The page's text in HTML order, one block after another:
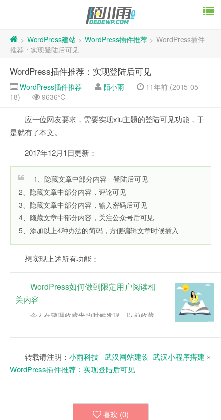
> WordPress建站 > WordPress插件推荐 > WordPress插件
推荐：实现登陆后可见
WordPress插件推荐：实现登陆后可见
WordPress插件推荐 陌小雨
11年前 (2015-05-
18)
9636℃
应一位网友要求，需要实现xiu主题的登陆可见功能，于
是就有了本文。
2017年12月1日更新：
1、隐藏文章中部分内容，登陆后可见
2、隐藏文章中部分内容，评论可见
3、隐藏文章中部分内容，输入密码后可见
4、隐藏文章中部分内容，关注公众号后可见
5、添加以上4种办法的简码，方便编辑文章时候插入
想实现上述所有功能：
WordPress如何做到限定用户阅读相
关内容
今天在整理收藏夹的时候发现，以前收藏
来越边缘化了，坚持下来的都是值得敬仰的，
这让陌小雨萌生了一个想法，要不...
转载请注明： 小雨科技 _武汉网站建设_武汉小程序搭建 »
WordPress插件推荐：实现登陆后可见
喜欢 (0)